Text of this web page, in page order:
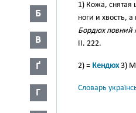
Б
В
Ґ
Г
1) Кожа, снятая
ноги и хвостъ,
Бордюх повний
II. 222.
2) = Кендюх3)
Словарь